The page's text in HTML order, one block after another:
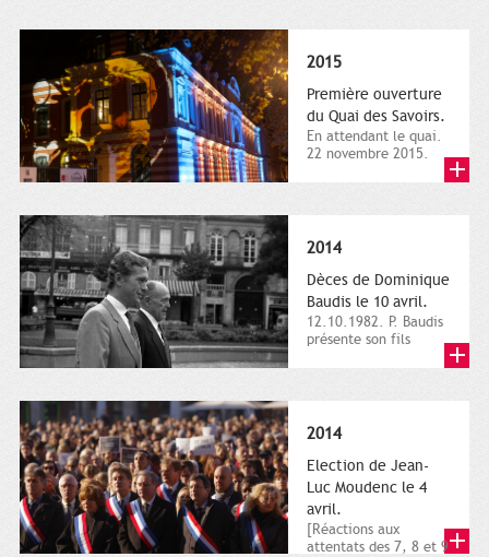
2015
Première ouverture
du Quai des Savoirs.
En attendant le quai.
22 novembre 2015.
2014
Dèces de Dominique
Baudis le 10 avril.
12.10.1982. P. Baudis
présente son fils
2014
Election de Jean-
Luc Moudenc le 4
avril.
[Réactions aux
attentats des 7, 8 et 9